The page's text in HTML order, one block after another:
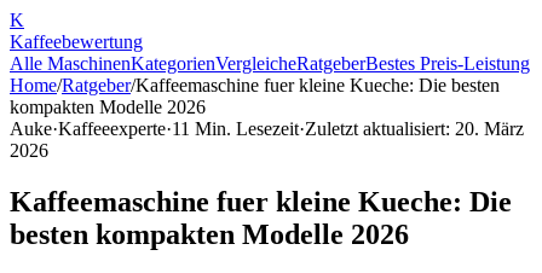
K
Kaffeebewertung
Alle MaschinenKategorienVergleicheRatgeberBestes Preis-Leistung
Home/Ratgeber/Kaffeemaschine fuer kleine Kueche: Die besten
kompakten Modelle 2026
Auke·Kaffeeexperte·11 Min. Lesezeit·Zuletzt aktualisiert: 20. März
2026
Kaffeemaschine fuer kleine Kueche: Die
besten kompakten Modelle 2026